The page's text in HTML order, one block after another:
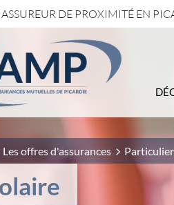
2-Menu principal 3-Pied de
DE PROXIMITÉ EN
Les offres d'assurances